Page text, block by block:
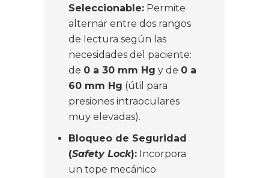
Seleccionable: Permite
alternar entre dos rangos
de lectura según las
necesidades del paciente:
de 0 a 30 mm Hg y de 0 a
60 mm Hg (útil para
presiones intraoculares
muy elevadas).
Bloqueo de Seguridad
(Safety Lock): Incorpora
un tope mecánico